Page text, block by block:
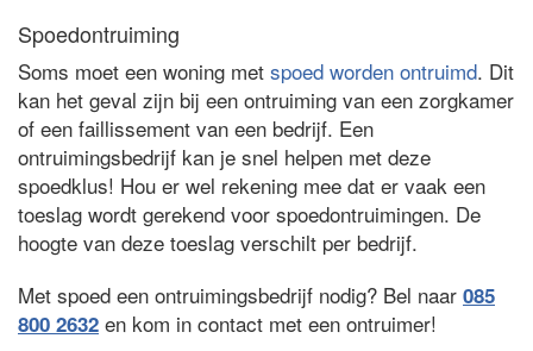
Spoedontruiming
Soms moet een woning met spoed worden ontruimd. Dit
kan het geval zijn bij een ontruiming van een zorgkamer
of een faillissement van een bedrijf. Een
ontruimingsbedrijf kan je snel helpen met deze
spoedklus! Hou er wel rekening mee dat er vaak een
toeslag wordt gerekend voor spoedontruimingen. De
hoogte van deze toeslag verschilt per bedrijf.
Met spoed een ontruimingsbedrijf nodig? Bel naar 085
800 2632 en kom in contact met een ontruimer!